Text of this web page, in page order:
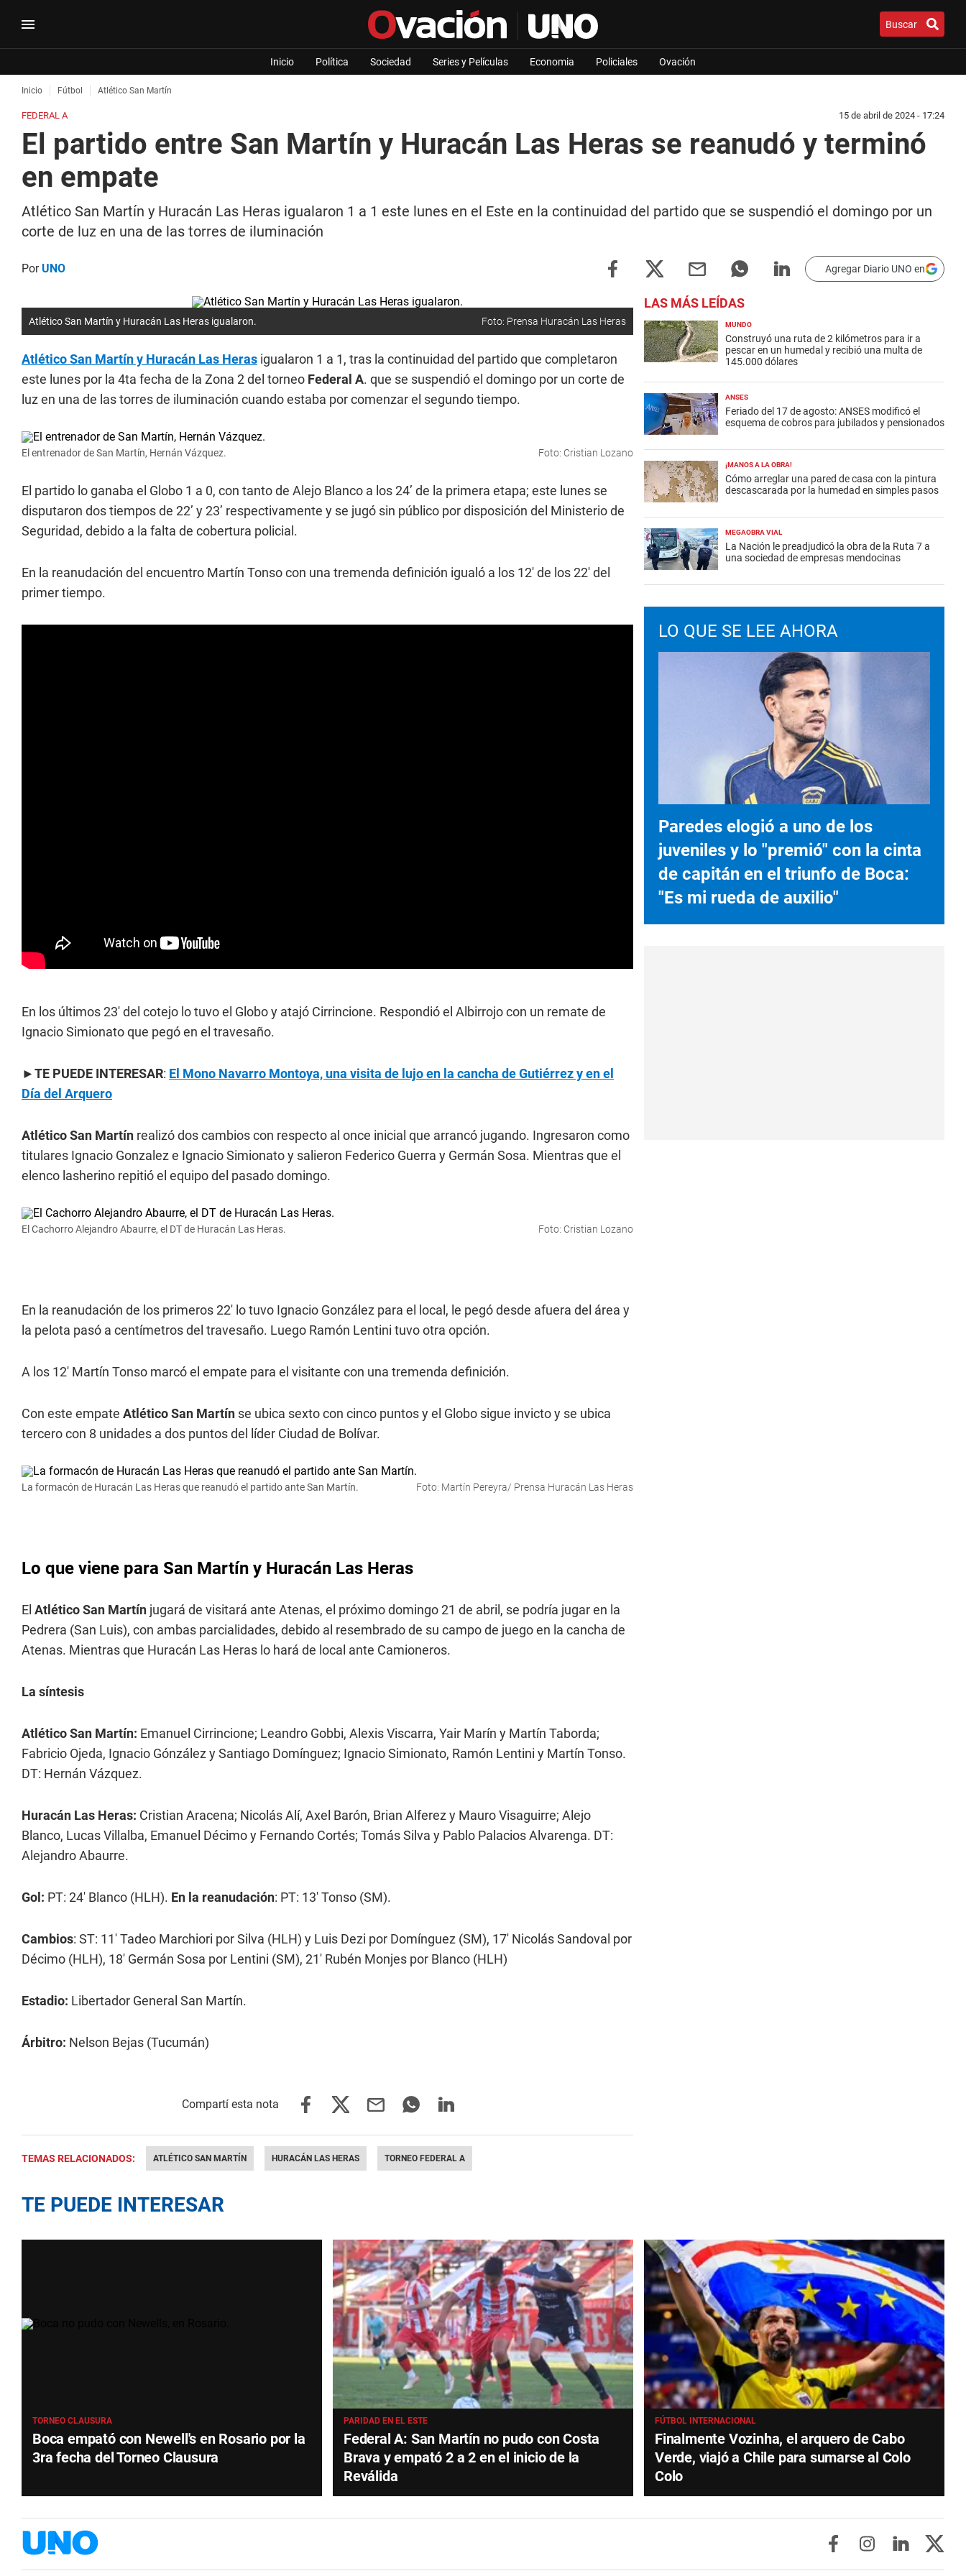
Buscar
Inicio Política Sociedad Series y Películas Economia Policiales Ovación
Inicio Fútbol Atlético San Martín
FEDERAL A 15 de abril de 2024 - 17:24
El partido entre San Martín y Huracán Las Heras se reanudó y terminó
en empate
Atlético San Martín y Huracán Las Heras igualaron 1 a 1 este lunes en el Este en la continuidad del partido que se suspendió el domingo por un
corte de luz en una de las torres de iluminación
PorUNO Agregar Diario UNO en
Atlético San Martín y Huracán Las Heras igualaron. Foto: Prensa Huracán Las Heras
Atlético San Martín y Huracán Las Heras igualaron 1 a 1, tras la continuidad del partido que completaron
este lunes por la 4ta fecha de la Zona 2 del torneo Federal A. que se suspendió el domingo por un corte de
luz en una de las torres de iluminación cuando estaba por comenzar el segundo tiempo.
El entrenador de San Martín, Hernán Vázquez. Foto: Cristian Lozano
El partido lo ganaba el Globo 1 a 0, con tanto de Alejo Blanco a los 24’ de la primera etapa; este lunes se
disputaron dos tiempos de 22’ y 23’ respectivamente y se jugó sin público por disposición del Ministerio de
Seguridad, debido a la falta de cobertura policial.
En la reanudación del encuentro Martín Tonso con una tremenda definición igualó a los 12' de los 22' del
primer tiempo.
En los últimos 23' del cotejo lo tuvo el Globo y atajó Cirrincione. Respondió el Albirrojo con un remate de
Ignacio Simionato que pegó en el travesaño.
►TE PUEDE INTERESAR: El Mono Navarro Montoya, una visita de lujo en la cancha de Gutiérrez y en el
Día del Arquero
Atlético San Martín realizó dos cambios con respecto al once inicial que arrancó jugando. Ingresaron como
titulares Ignacio Gonzalez e Ignacio Simionato y salieron Federico Guerra y Germán Sosa. Mientras que el
elenco lasherino repitió el equipo del pasado domingo.
El Cachorro Alejandro Abaurre, el DT de Huracán Las Heras. Foto: Cristian Lozano
En la reanudación de los primeros 22' lo tuvo Ignacio González para el local, le pegó desde afuera del área y
la pelota pasó a centímetros del travesaño. Luego Ramón Lentini tuvo otra opción.
A los 12' Martín Tonso marcó el empate para el visitante con una tremenda definición.
Con este empate Atlético San Martín se ubica sexto con cinco puntos y el Globo sigue invicto y se ubica
tercero con 8 unidades a dos puntos del líder Ciudad de Bolívar.
La formacón de Huracán Las Heras que reanudó el partido ante San Martín. Foto: Martín Pereyra/ Prensa Huracán Las Heras
Lo que viene para San Martín y Huracán Las Heras
El Atlético San Martín jugará de visitará ante Atenas, el próximo domingo 21 de abril, se podría jugar en la
Pedrera (San Luis), con ambas parcialidades, debido al resembrado de su campo de juego en la cancha de
Atenas. Mientras que Huracán Las Heras lo hará de local ante Camioneros.
La síntesis
Atlético San Martín: Emanuel Cirrincione; Leandro Gobbi, Alexis Viscarra, Yair Marín y Martín Taborda;
Fabricio Ojeda, Ignacio Gónzález y Santiago Domínguez; Ignacio Simionato, Ramón Lentini y Martín Tonso.
DT: Hernán Vázquez.
Huracán Las Heras: Cristian Aracena; Nicolás Alí, Axel Barón, Brian Alferez y Mauro Visaguirre; Alejo
Blanco, Lucas Villalba, Emanuel Décimo y Fernando Cortés; Tomás Silva y Pablo Palacios Alvarenga. DT:
Alejandro Abaurre.
Gol: PT: 24' Blanco (HLH). En la reanudación: PT: 13' Tonso (SM).
Cambios: ST: 11' Tadeo Marchiori por Silva (HLH) y Luis Dezi por Domínguez (SM), 17' Nicolás Sandoval por
Décimo (HLH), 18' Germán Sosa por Lentini (SM), 21' Rubén Monjes por Blanco (HLH)
Estadio: Libertador General San Martín.
Árbitro: Nelson Bejas (Tucumán)
TEMAS RELACIONADOS: ATLÉTICO SAN MARTÍN HURACÁN LAS HERAS TORNEO FEDERAL A
LAS MÁS LEÍDAS
MUNDO
Construyó una ruta de 2 kilómetros para ir a
pescar en un humedal y recibió una multa de
145.000 dólares
ANSES
Feriado del 17 de agosto: ANSES modificó el
esquema de cobros para jubilados y pensionados
¡MANOS A LA OBRA!
Cómo arreglar una pared de casa con la pintura
descascarada por la humedad en simples pasos
MEGAOBRA VIAL
La Nación le preadjudicó la obra de la Ruta 7 a
una sociedad de empresas mendocinas
LO QUE SE LEE AHORA
Paredes elogió a uno de los
juveniles y lo "premió" con la cinta
de capitán en el triunfo de Boca:
"Es mi rueda de auxilio"
TE PUEDE INTERESAR
TORNEO CLAUSURA
Boca empató con Newell's en Rosario por la
3ra fecha del Torneo Clausura
PARIDAD EN EL ESTE
Federal A: San Martín no pudo con Costa
Brava y empató 2 a 2 en el inicio de la
Reválida
FÚTBOL INTERNACIONAL
Finalmente Vozinha, el arquero de Cabo
Verde, viajó a Chile para sumarse al Colo
Colo